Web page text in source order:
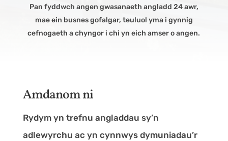
Pan fyddwch angen gwasanaeth angladd 24 awr,
mae ein busnes gofalgar, teuluol yma i gynnig
cefnogaeth a chyngor i chi yn eich amser o angen.
Amdanom ni
Rydym yn trefnu angladdau sy’n
adlewyrchu ac yn cynnwys dymuniadau’r